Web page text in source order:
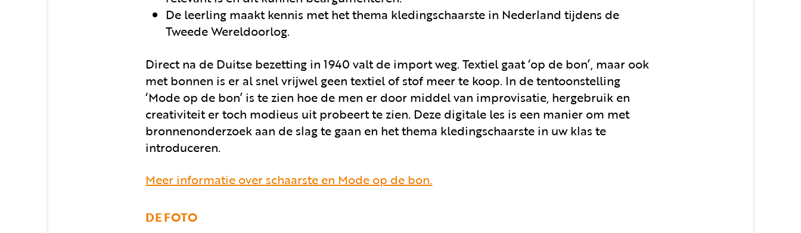
De leerling maakt kennis met het thema kledingschaarste in Nederland tijdens de
Tweede Wereldoorlog.
Direct na de Duitse bezetting in 1940 valt de import weg. Textiel gaat ‘op de bon’, maar ook
met bonnen is er al snel vrijwel geen textiel of stof meer te koop. In de tentoonstelling
‘Mode op de bon’ is te zien hoe de men er door middel van improvisatie, hergebruik en
creativiteit er toch modieus uit probeert te zien. Deze digitale les is een manier om met
bronnenonderzoek aan de slag te gaan en het thema kledingschaarste in uw klas te
introduceren.
Meer informatie over schaarste en Mode op de bon.
DE FOTO